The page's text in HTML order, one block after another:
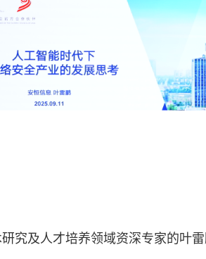
究及人才培养领域资深专家的叶